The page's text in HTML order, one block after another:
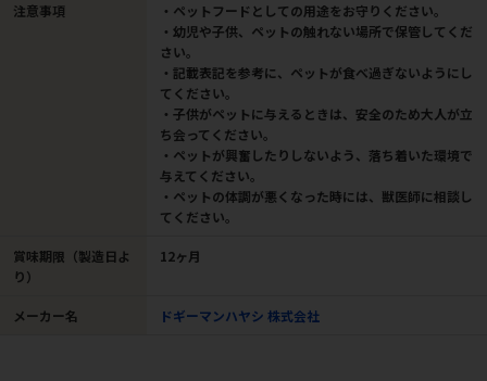
注意事項
・ペットフードとしての用途をお守りください。
・幼児や子供、ペットの触れない場所で保管してくだ
さい。
・記載表記を参考に、ペットが食べ過ぎないようにし
てください。
・子供がペットに与えるときは、安全のため大人が立
ち会ってください。
・ペットが興奮したりしないよう、落ち着いた環境で
与えてください。
・ペットの体調が悪くなった時には、獣医師に相談し
てください。
賞味期限（製造日よ
り）
12ヶ月
メーカー名 ドギーマンハヤシ 株式会社